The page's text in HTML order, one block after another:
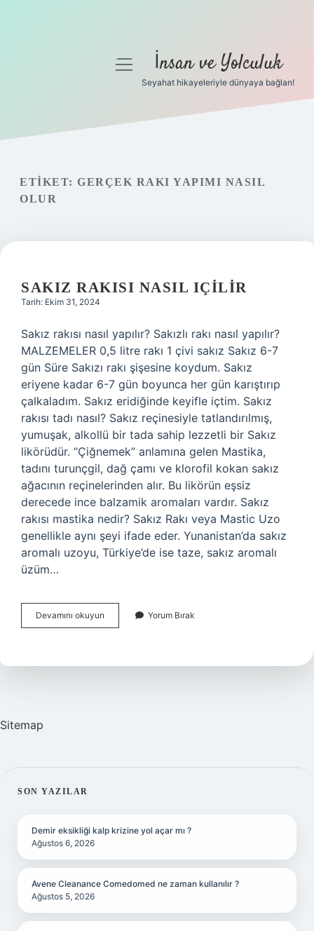
Gizlilik Politikası
Hakkımızda
menüyü İnsan ve Yolculuk
Seyahat hikayeleriyle dünyaya bağlan!
ETIKET: GERÇEK RAKI YAPIMI NASIL
OLUR
SAKIZ RAKISI NASIL IÇILIR
Tarih: Ekim 31, 2024
Sakız rakısı nasıl yapılır? Sakızlı rakı nasıl yapılır?
MALZEMELER 0,5 litre rakı 1 çivi sakız Sakız 6-7
gün Süre Sakızı rakı şişesine koydum. Sakız
eriyene kadar 6-7 gün boyunca her gün karıştırıp
çalkaladım. Sakız eridiğinde keyifle içtim. Sakız
rakısı tadı nasıl? Sakız reçinesiyle tatlandırılmış,
yumuşak, alkollü bir tada sahip lezzetli bir Sakız
likörüdür. “Çiğnemek” anlamına gelen Mastika,
tadını turunçgil, dağ çamı ve klorofil kokan sakız
ağacının reçinelerinden alır. Bu likörün eşsiz
derecede ince balzamik aromaları vardır. Sakız
rakısı mastika nedir? Sakız Rakı veya Mastic Uzo
genellikle aynı şeyi ifade eder. Yunanistan’da sakız
aromalı uzoyu, Türkiye’de ise taze, sakız aromalı
üzüm…
Devamını okuyun
Rakısı
Yorum Bırak
Sitemap
SIDEBAR
SON YAZILAR
Demir eksikliği kalp krizine yol açar mı ?
Ağustos 6, 2026
Avene Cleanance Comedomed ne zaman kullanılır ?
Ağustos 5, 2026